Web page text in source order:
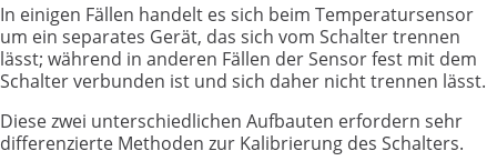
In einigen Fällen handelt es sich beim Temperatursensor
um ein separates Gerät, das sich vom Schalter trennen
lässt; während in anderen Fällen der Sensor fest mit dem
Schalter verbunden ist und sich daher nicht trennen lässt.
Diese zwei unterschiedlichen Aufbauten erfordern sehr
differenzierte Methoden zur Kalibrierung des Schalters.